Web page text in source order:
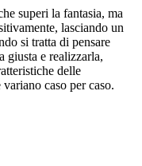
superi la fantasia, ma
lasciando un
si tratta di pensare
giusta e realizzarla,
delle
caso per caso.